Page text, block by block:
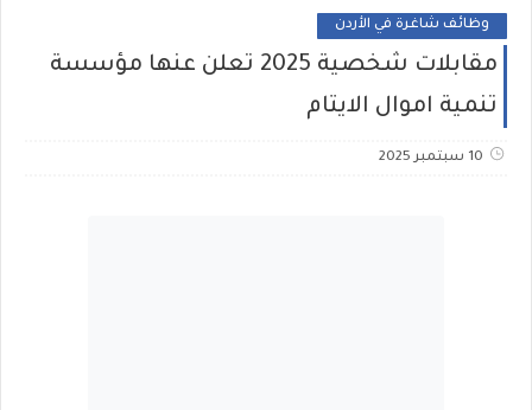
وظائف شاغرة في الأردن
مقابلات شخصية 2025 تعلن عنها مؤسسة
تنمية اموال الايتام
10 سبتمبر 2025